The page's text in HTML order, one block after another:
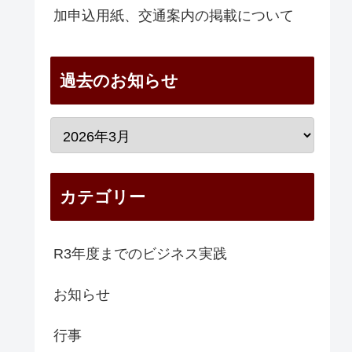
加申込用紙、交通案内の掲載について
過去のお知らせ
カテゴリー
R3年度までのビジネス実践
お知らせ
行事